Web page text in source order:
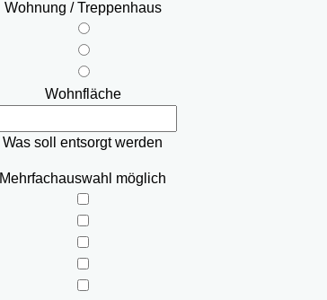
Wohnung / Treppenhaus
Wohnfläche
Was soll entsorgt werden
Mehrfachauswahl möglich